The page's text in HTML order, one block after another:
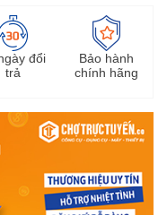
đổi
trả
Bảo hành
chính hãng